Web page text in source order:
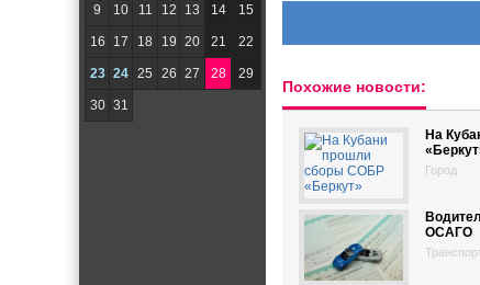
Похожие новости:
На
Город
ОСАГО
9 10 11 12 13 14 15
16 17 18 19 20 21 22
23 24 25 26 27 28 29
30 31